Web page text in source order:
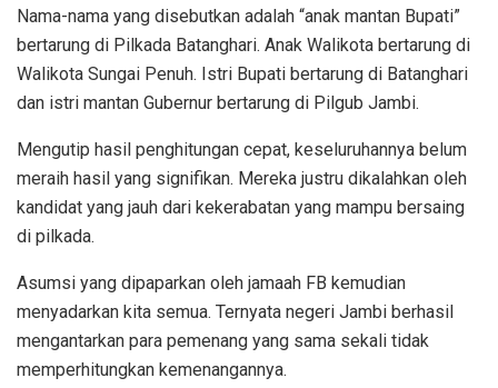
Nama-nama yang disebutkan adalah “anak mantan Bupati”
bertarung di Pilkada Batanghari. Anak Walikota bertarung di
Walikota Sungai Penuh. Istri Bupati bertarung di Batanghari
dan istri mantan Gubernur bertarung di Pilgub Jambi.
Mengutip hasil penghitungan cepat, keseluruhannya belum
meraih hasil yang signifikan. Mereka justru dikalahkan oleh
kandidat yang jauh dari kekerabatan yang mampu bersaing
di pilkada.
Asumsi yang dipaparkan oleh jamaah FB kemudian
menyadarkan kita semua. Ternyata negeri Jambi berhasil
mengantarkan para pemenang yang sama sekali tidak
memperhitungkan kemenangannya.